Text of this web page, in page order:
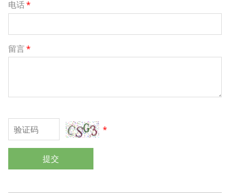
电话*
留言*
*
提交